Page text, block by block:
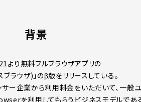
背景
より無料フルブラウザアプリの
ラウザ)」のβ版をリリースしている。
ー企業から利用料金をいただいて、一般
を利用してもらうビジネスモデルであ